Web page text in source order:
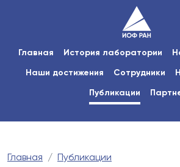
Главная История лаборатории
Наши достижения Сотрудники
Публикации
Главная
Публикации